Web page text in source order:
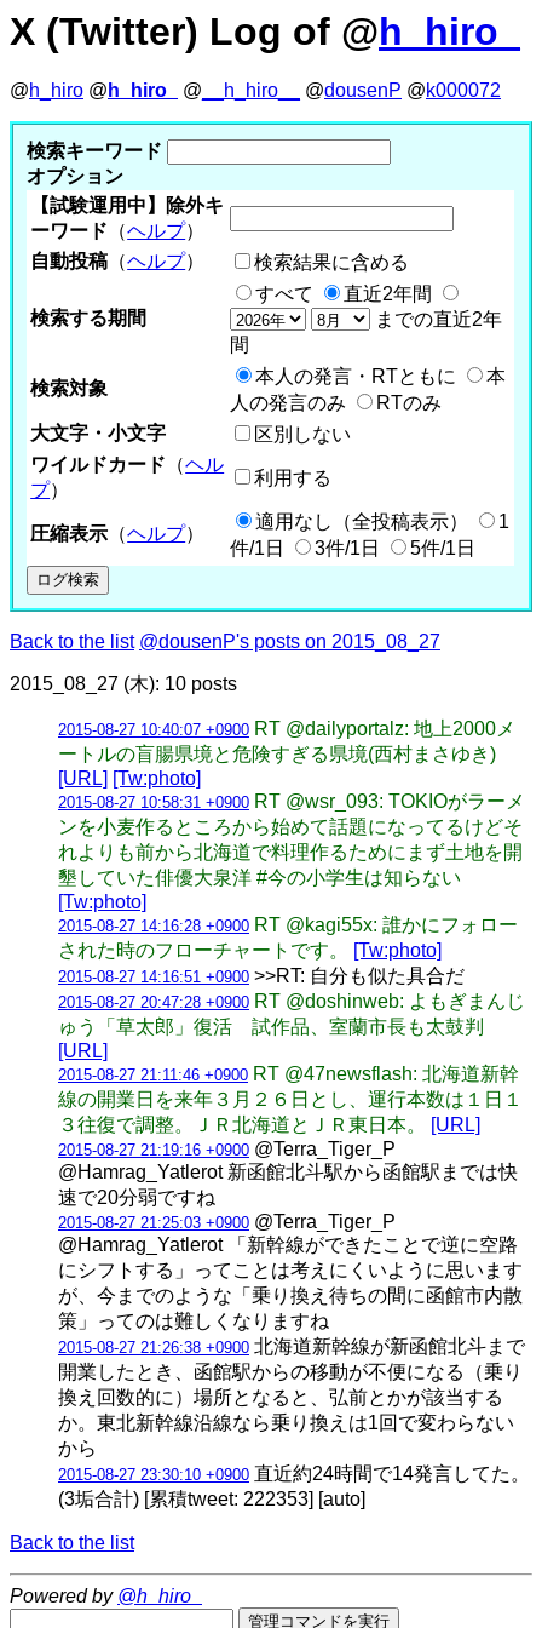
X (Twitter) Log of @h_hiro_
@h_hiro @ h_hiro_ @ __h_hiro__ @dousenP @k000072
検索キーワード
オプション
【試験運用中】除外キ
ーワード （ヘルプ）
自動投稿 （ヘルプ） 検索結果に含める
検索する期間
すべて
直近2年間
までの直近2年
間
検索対象
本人の発言・RTともに
本
人の発言のみ
RTのみ
大文字・小文字
区別しない
ワイルドカード （ヘル
プ）
利用する
圧縮表示 （ヘルプ）
適用なし（全投稿表示）
1
件/1日
3件/1日 5件/1日
Back to the list @dousenP's posts on 2015_08_27
2015_08_27 (木): 10 posts
2015-08-27 10:40:07 +0900 RT @dailyportalz: 地上2000メ
ートルの盲腸県境と危険すぎる県境(西村まさゆき)
[URL] [Tw:photo]
2015-08-27 10:58:31 +0900 RT @wsr_093: TOKIOがラーメ
ンを小麦作るところから始めて話題になってるけどそ
れよりも前から北海道で料理作るためにまず土地を開
墾していた俳優大泉洋 #今の小学生は知らない
[Tw:photo]
2015-08-27 14:16:28 +0900 RT @kagi55x: 誰かにフォロー
された時のフローチャートです。
[Tw:photo]
2015-08-27 14:16:51 +0900 >>RT: 自分も似た具合だ
2015-08-27 20:47:28 +0900 RT @doshinweb: よもぎまんじ
ゅう「草太郎」復活 試作品、室蘭市長も太鼓判
[URL]
2015-08-27 21:11:46 +0900 RT @47newsflash: 北海道新幹
線の開業日を来年３月２６日とし、運行本数は１日１
３往復で調整。ＪＲ北海道とＪＲ東日本。
[URL]
2015-08-27 21:19:16 +0900 @Terra_Tiger_P
@Hamrag_Yatlerot 新函館北斗駅から函館駅までは快
速で20分弱ですね
2015-08-27 21:25:03 +0900 @Terra_Tiger_P
@Hamrag_Yatlerot 「新幹線ができたことで逆に空路
にシフトする」ってことは考えにくいように思います
が、今までのような「乗り換え待ちの間に函館市内散
策」ってのは難しくなりますね
2015-08-27 21:26:38 +0900 北海道新幹線が新函館北斗まで
開業したとき、函館駅からの移動が不便になる（乗り
換え回数的に）場所となると、弘前とかが該当する
か。東北新幹線沿線なら乗り換えは1回で変わらない
から
2015-08-27 23:30:10 +0900 直近約24時間で14発言してた。
(3垢合計) [累積tweet: 222353] [auto]
Back to the list
Powered by @h_hiro_